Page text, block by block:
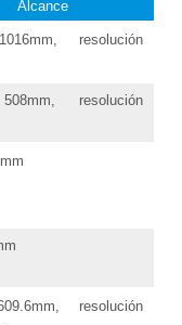
Alcance
resolución
resolución
resolución